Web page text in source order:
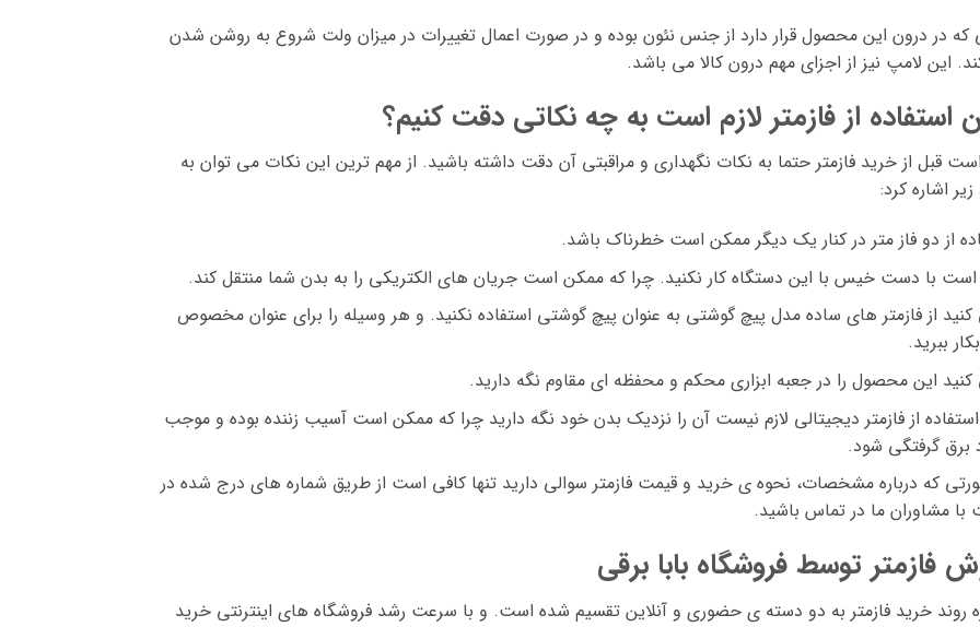
که در درون این محصول قرار دارد از جنس نئون بوده و در صورت اعمال تغییرات در میزان ولت شروع به روشن شدن
این لامپ نیز از اجزای مهم درون کالا می باشد.
استفاده از فازمتر لازم است به چه نکاتی دقت کنیم؟
است قبل از خرید فازمتر حتما به نکات نگهداری و مراقبتی آن دقت داشته باشید. از مهم ترین این نکات می توان به
زیر اشاره کرد:
از دو فاز متر در کنار یک دیگر ممکن است خطرناک باشد.
است با دست خیس با این دستگاه کار نکنید. چرا که ممکن است جریان های الکتریکی را به بدن شما منتقل کند.
از فازمتر های ساده مدل پیچ گوشتی به عنوان پیچ گوشتی استفاده نکنید. و هر وسیله را برای عنوان مخصوص
ببرید.
این محصول را در جعبه ابزاری محکم و محفظه ای مقاوم نگه دارید.
استفاده از فازمتر دیجیتالی لازم نیست آن را نزدیک بدن خود نگه دارید چرا که ممکن است آسیب زننده بوده و موجب
برق گرفتگی شود.
که درباره مشخصات، نحوه ی خرید و قیمت فازمتر سوالی دارید تنها کافی است از طریق شماره های درج شده در
با مشاوران ما در تماس باشید.
فازمتر توسط فروشگاه بابا برقی
روند خرید فازمتر به دو دسته ی حضوری و آنلاین تقسیم شده است. و با سرعت رشد فروشگاه های اینترنتی خرید